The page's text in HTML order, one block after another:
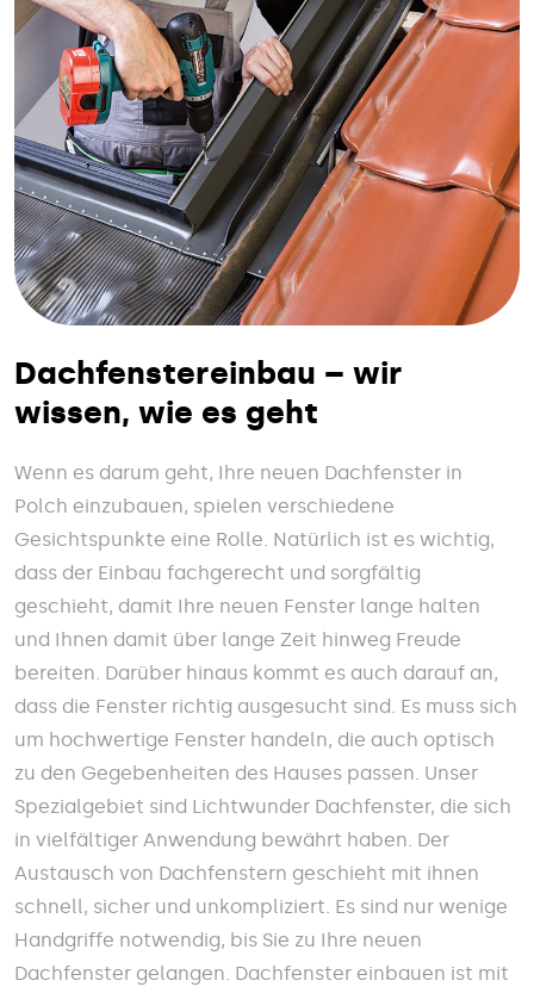
Dachfenstereinbau – wir
wissen, wie es geht
Wenn es darum geht, Ihre neuen Dachfenster in
Polch einzubauen, spielen verschiedene
Gesichtspunkte eine Rolle. Natürlich ist es wichtig,
dass der Einbau fachgerecht und sorgfältig
geschieht, damit Ihre neuen Fenster lange halten
und Ihnen damit über lange Zeit hinweg Freude
bereiten. Darüber hinaus kommt es auch darauf an,
dass die Fenster richtig ausgesucht sind. Es muss sich
um hochwertige Fenster handeln, die auch optisch
zu den Gegebenheiten des Hauses passen. Unser
Spezialgebiet sind Lichtwunder Dachfenster, die sich
in vielfältiger Anwendung bewährt haben. Der
Austausch von Dachfenstern geschieht mit ihnen
schnell, sicher und unkompliziert. Es sind nur wenige
Handgriffe notwendig, bis Sie zu Ihre neuen
Dachfenster gelangen. Dachfenster einbauen ist mit